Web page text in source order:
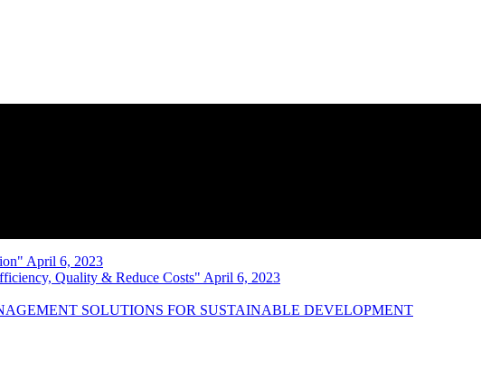
April 6, 2023
Quality & Reduce Costs" April 6, 2023
SOLUTIONS FOR SUSTAINABLE DEVELOPMENT